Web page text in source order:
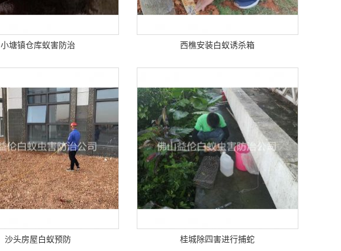
小塘镇仓库蚁害防治 西樵安装白蚁诱杀箱
沙头房屋白蚁预防 桂城除四害进行捕蛇